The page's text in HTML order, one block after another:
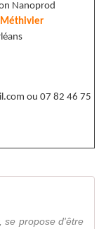
Nanoprod
Méthivier
ou 07 82 46 75
se propose d'être